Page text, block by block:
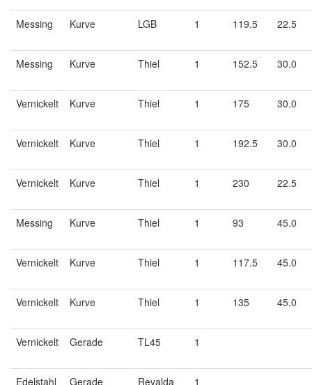
Messing Kurve LGB 1 119.5 22.5
Messing Kurve Thiel 1 152.5 30.0
Vernickelt Kurve Thiel 1 175 30.0
Vernickelt Kurve Thiel 1 192.5 30.0
Vernickelt Kurve Thiel 1 230 22.5
Messing Kurve Thiel 1 93 45.0
Vernickelt Kurve Thiel 1 117.5 45.0
Vernickelt Kurve Thiel 1 135 45.0
Vernickelt Gerade TL45 1
Edelstahl Gerade Revalda 1